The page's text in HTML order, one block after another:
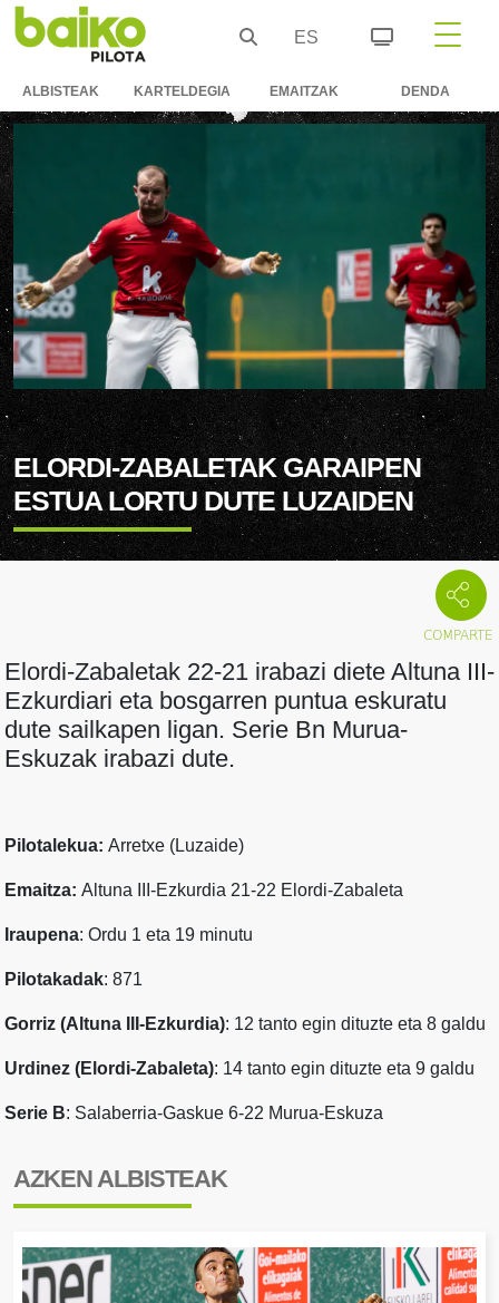
ES
ALBISTEAK KARTELDEGIA EMAITZAK DENDA
ELORDI-ZABALETAK GARAIPEN
ESTUA LORTU DUTE LUZAIDEN
Elordi-Zabaletak 22-21 irabazi diete Altuna III-
Ezkurdiari eta bosgarren puntua eskuratu
dute sailkapen ligan. Serie Bn Murua-
Eskuzak irabazi dute.
Pilotalekua: Arretxe (Luzaide)
Emaitza: Altuna III-Ezkurdia 21-22 Elordi-Zabaleta
Iraupena: Ordu 1 eta 19 minutu
Pilotakadak: 871
Gorriz (Altuna III-Ezkurdia): 12 tanto egin dituzte eta 8 galdu
Urdinez (Elordi-Zabaleta): 14 tanto egin dituzte eta 9 galdu
Serie B: Salaberria-Gaskue 6-22 Murua-Eskuza
AZKEN ALBISTEAK